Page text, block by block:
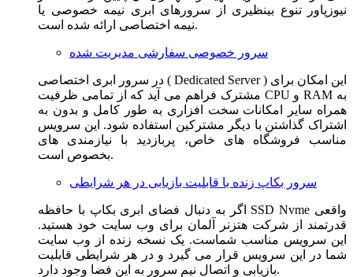
نیوزپاور تنوع بینظیری از سرورهای ابری نیمه خصوصی یا
نیمه اختصاصی ارائه شده است.
سرور خصوصی سفارشی مدیریت شده
در سرور ابری اختصاصی ( Dedicated Server ) این امکان برای
مشترک فراهم می آید که از تمامی ظرفیت CPU و RAM به
همراه سایر امکانات سخت افزاری به طور کامل و بدون به
اشتراک گذاشتن با دیگر مشترکین استفاده شود. این سرویس
مناسب فروشگاه های خاص، پربازدید با نیازمندی های
بخصوص است.
سرور بکاپ زنده با قابلیت بازیابی در هر شرایطی
اگر به دنبال فضای ابری بکاپ با حافظه SSD Nvme واقعی
قدرتمند از شرکت هتزنر آلمان برای وب سایت خود هستید.
این سرویس مناسب شماست. یک نسخه زنده از وب سایت
شما در این سرویس قرار می گیرد و در هر شرایطی قابلیت
بازیابی و اتصال نیم سرور به این فضا وجود دارد.